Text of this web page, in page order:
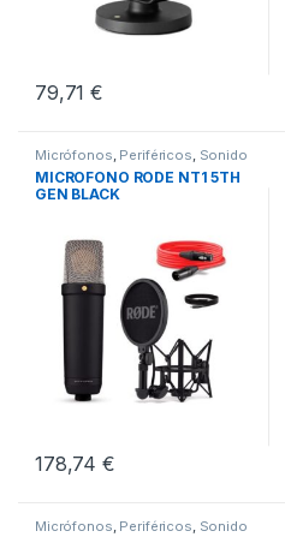
79,71€
Micrófonos, Periféricos, Sonido
MICROFONO RODE NT1 5TH
GEN BLACK
178,74€
Micrófonos Periféricos Sonido